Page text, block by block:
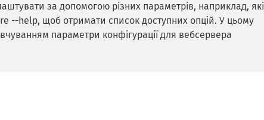
за допомогою різних параметрів, наприклад, які
--help, щоб отримати список доступних опцій. У цьому
параметри конфігурації для вебсервера